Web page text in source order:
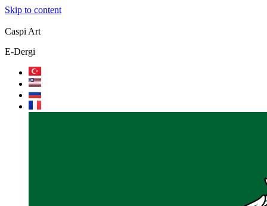
Skip to content
Caspi Art
E-Dergi